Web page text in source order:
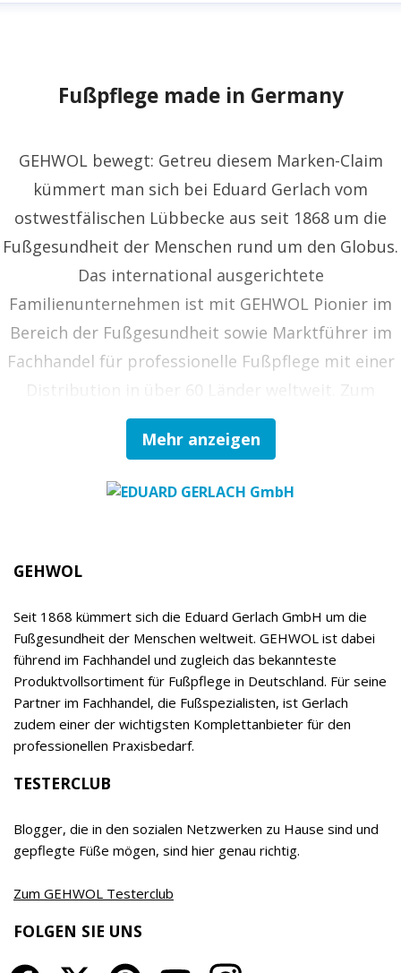
Fußpflege made in Germany
Mehr anzeigen
GEHWOL bewegt: Getreu diesem Marken-Claim
kümmert man sich bei Eduard Gerlach vom
ostwestfälischen Lübbecke aus seit 1868 um die
Fußgesundheit der Menschen rund um den Globus.
Das international ausgerichtete
Familienunternehmen ist mit GEHWOL Pionier im
Bereich der Fußgesundheit sowie Marktführer im
Fachhandel für professionelle Fußpflege mit einer
Distribution in über 60 Länder weltweit. Zum
Vollsortiment gehören Kosmetika,
Medizinprodukte und Arzneimittel zur Fußpflege
sowie in Apotheken, aber auch Instrumente,
von Fußpflege- und Podologie-Praxen sowie
der Spezialisierung auf den Fuß, der hohen, auf
eigener Forschung und Entwicklung basierenden
Qualität und dem klaren Vorrang der Wirksamkeit
vor allen anderen Produkteigenschaften ein
relevanter Begeisterungstreiber sowohl für
wird inzwischen bereits in 7. Generation von Timor
Gerlach-von Waldthausen geführt.
EDUARD GERLACH GmbH